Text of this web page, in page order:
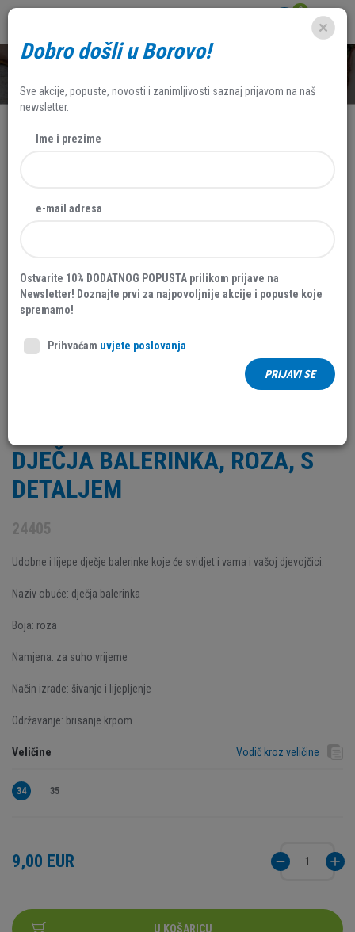
0
DJEČJA BALERINKA, ROZA, S
DETALJEM
24405
Udobne i lijepe dječje balerinke koje će svidjet i vama i vašoj djevojčici.
Naziv obuće: dječja balerinka
Boja: roza
Namjena: za suho vrijeme
Način izrade: šivanje i lijepljenje
Održavanje: brisanje krpom
Veličine Vodič kroz veličine
34 35
9,00 EUR
U KOŠARICU
Dobro došli u Borovo!
Sve akcije, popuste, novosti i zanimljivosti saznaj prijavom na naš
newsletter.
Ime i prezime
e-mail adresa
Ostvarite 10% DODATNOG POPUSTA prilikom prijave na
Newsletter! Doznajte prvi za najpovoljnije akcije i popuste koje
spremamo!
Prihvaćam uvjete poslovanja
PRIJAVI SE